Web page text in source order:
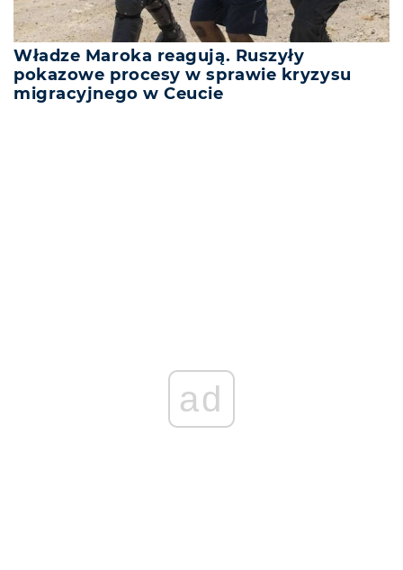
Władze Maroka reagują. Ruszyły
pokazowe procesy w sprawie kryzysu
migracyjnego w Ceucie